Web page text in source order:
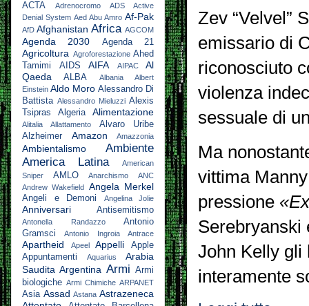
Zev “Velvel”
emissario di
riconosciuto
violenza
sessuale di
Ma
vittima
pressione
Serebryanski
John Kelly gli
interamente
ACTA Adrenocromo
ADS Active
Denial System Aed Abu Amro Af-Pak
AfD Afghanistan Africa AGCOM
Agenda 2030 Agenda 21
Agricoltura Agroforestazione Ahed
Tamimi
AIDS AIFA AIPAC
Al
Qaeda
ALBA Albania
Albert
Einstein Aldo Moro Alessandro Di
Battista Alessandro Mieluzzi Alexis
Tsipras
Algeria Alimentazione
Alitalia Allattamento
Alvaro Uribe
Alzheimer
Amazon Amazzonia
Ambientalismo
Ambiente
America Latina
American
Sniper
AMLO Anarchismo
ANC
Andrew Wakefield Angela Merkel
Angeli e Demoni Angelina Jolie
Anniversari Antisemitismo
Antonella Randazzo
Antonio
Gramsci
Antonio Ingroia Antrace
Apartheid Apeel Appelli
Apple
Appuntamenti
Aquarius
Arabia
Saudita Argentina Armi Armi
biologiche Armi Chimiche ARPANET
Asia Assad Astana Astrazeneca